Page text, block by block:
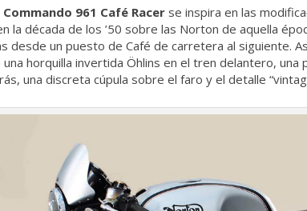
Commando 961 Café Racer se inspira en las
la década de los ’50 sobre las Norton de aquella
desde un puesto de Café de carretera al siguiente.
horquilla invertida Öhlins en el tren delantero,
una discreta cúpula sobre el faro y el detalle